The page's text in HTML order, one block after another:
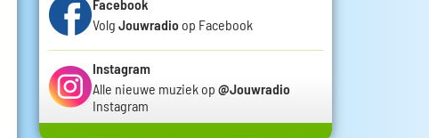
Facebook
Volg Jouwradio op Facebook
Instagram
Alle nieuwe muziek op @Jouwradio
Instagram